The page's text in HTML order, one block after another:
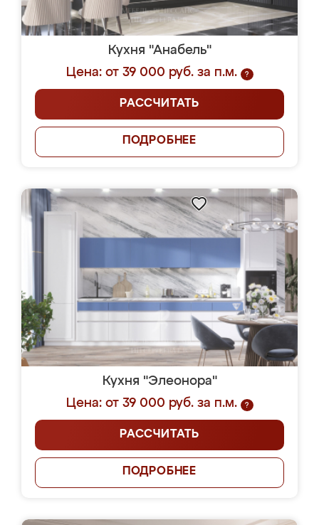
Кухня "Анабель"
Цена: от 39 000 руб. за п.м.
?
РАССЧИТАТЬ
ПОДРОБНЕЕ
Кухня "Элеонора"
Цена: от 39 000 руб. за п.м.
?
РАССЧИТАТЬ
ПОДРОБНЕЕ